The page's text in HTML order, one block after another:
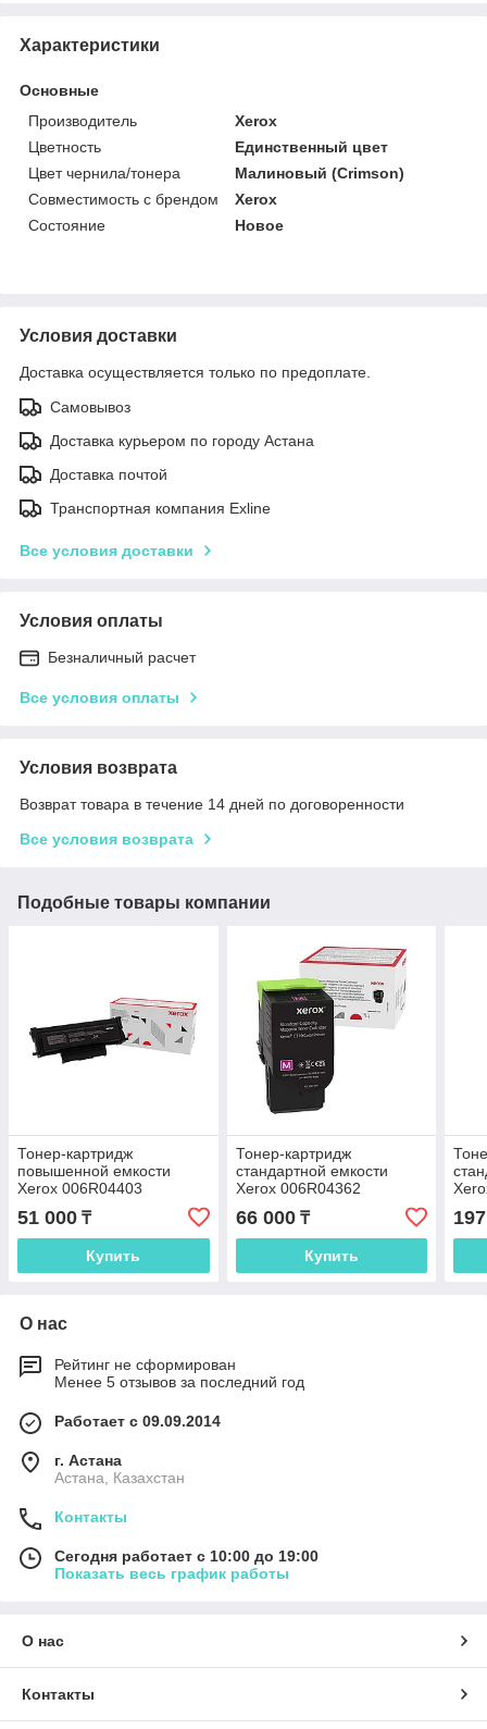
Характеристики
Основные
Производитель
Xerox
Цветность
Единственный цвет
Цвет чернила/тонера
Малиновый (Crimson)
Совместимость с брендом
Xerox
Состояние
Новое
Условия доставки
Доставка осуществляется только по предоплате.
Самовывоз
Доставка курьером по городу Астана
Доставка почтой
Транспортная компания Exline
Все условия доставки
Условия оплаты
Безналичный расчет
Все условия оплаты
Условия возврата
Возврат товара в течение 14 дней по договоренности
Все условия возврата
Подобные товары компании
Тонер-картридж
повышенной емкости
Xerox 006R04403
51 000 ₸
Купить
Тонер-картридж
стандартной емкости
Xerox 006R04362
(малиновый)
66 000₸
Купить
О нас
Рейтинг не сформирован
Менее 5 отзывов за последний год
Работает с 09.09.2014
г. Астана
Астана, Казахстан
Контакты
Сегодня работает с 10:00 до 19:00
Показать весь график работы
О нас
Контакты